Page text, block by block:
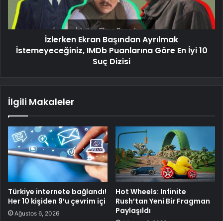
İzlerken Ekran Başından Ayrılmak
İstemeyeceğiniz, IMDb Puanlarına Göre En İyi 10
Suç Dizisi
İlgili Makaleler
Türkiye internete bağlandı!
Her 10 kişiden 9’u çevrim içi
Ağustos 6, 2026
Hot Wheels: Infinite
Rush’tan Yeni Bir Fragman
Paylaşıldı